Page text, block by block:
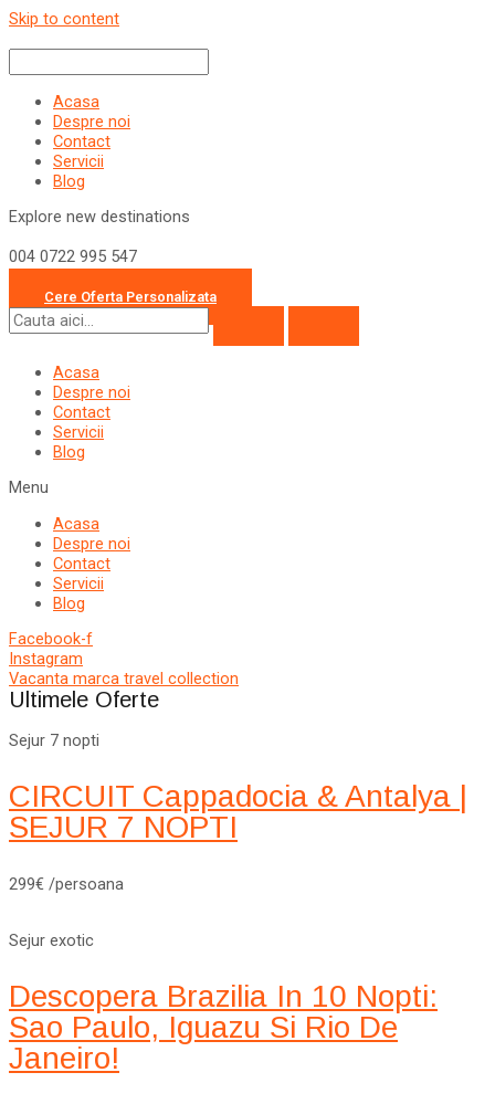
Skip to content
Acasa
Despre noi
Contact
Servicii
Blog
Explore new destinations
004 0722 995 547
Cere Oferta Personalizata
Acasa
Despre noi
Contact
Servicii
Blog
Menu
Acasa
Despre noi
Contact
Servicii
Blog
Facebook-f
Instagram
Vacanta marca travel collection
Ultimele Oferte
Sejur 7 nopti
CIRCUIT Cappadocia & Antalya |
SEJUR 7 NOPTI
299€ /persoana
Sejur exotic
Descopera Brazilia In 10 Nopti:
Sao Paulo, Iguazu Si Rio De
Janeiro!